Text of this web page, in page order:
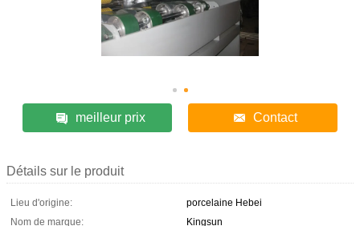
meilleur prix Contact
Détails sur le produit
Lieu d'origine:
porcelaine Hebei
Nom de marque:
Kingsun